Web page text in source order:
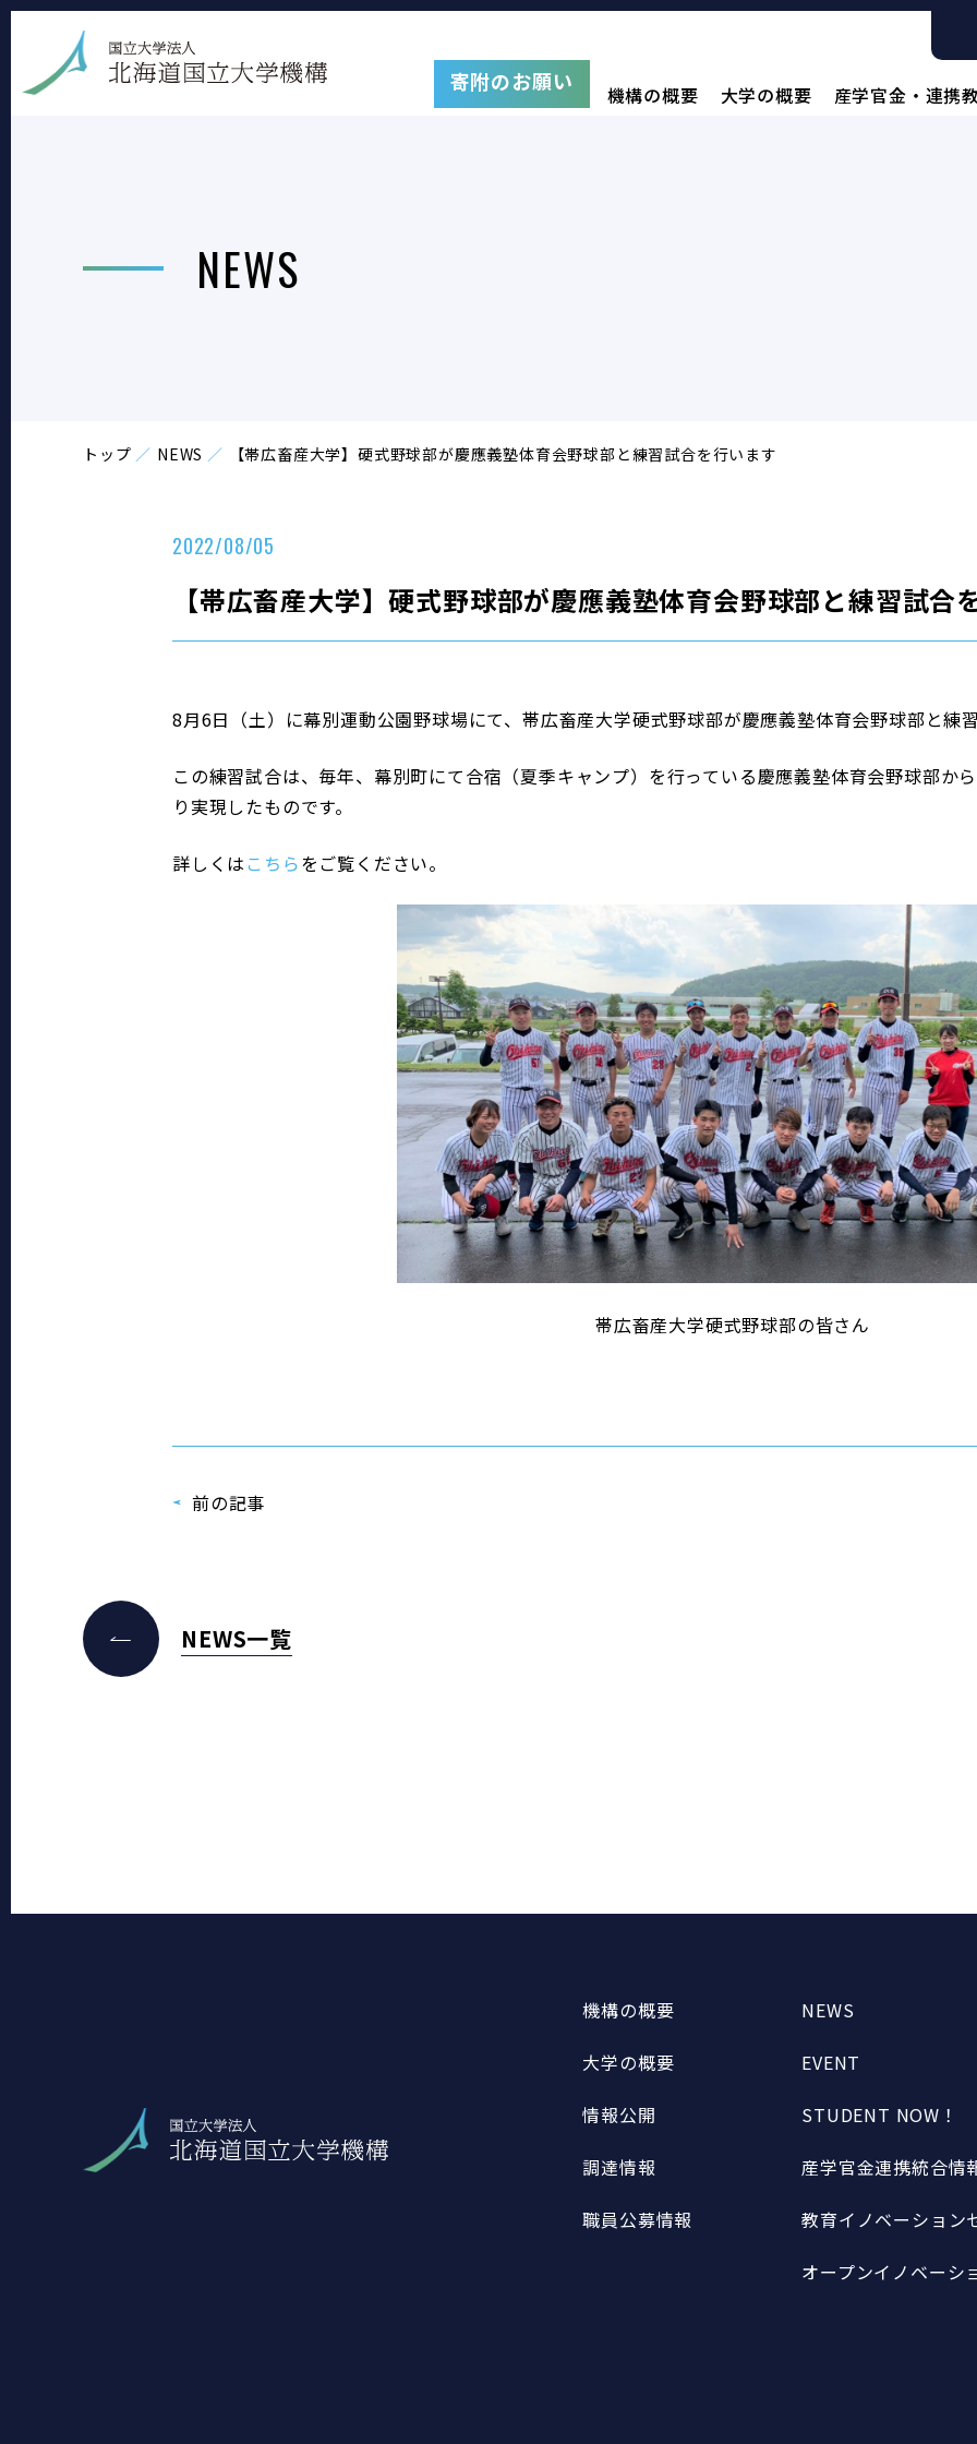
寄附のお願い 機構の概要 大学の概要 産学官金・連携
NEWS
トップ NEWS 【帯広畜産大学】硬式野球部が慶應義塾体育会野球部と練習試合を行います
2022/08/05
【帯広畜産大学】硬式野球部が慶應義塾体育会野球部と練習試合
8月6日（土）に幕別運動公園野球場にて、帯広畜産大学硬式野球部が慶應義塾体育会野球部と練
この練習試合は、毎年、幕別町にて合宿（夏季キャンプ）を行っている慶應義塾体育会野球部か
り実現したものです。
詳しくは こちらをご覧ください。
帯広畜産大学硬式野球部の皆さん
前の記事
NEWS一覧
機構の概要
大学の概要
情報公開
調達情報
職員公募情報
NEWS
EVENT
STUDENT NOW！
産学官金連携統合情
教育イノベーション
オープンイノベーシ